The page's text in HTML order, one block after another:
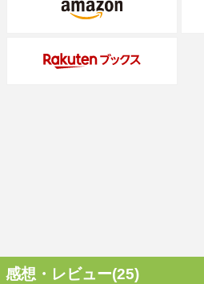
感想・レビュー(25)